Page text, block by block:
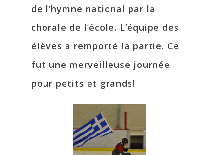
de l’hymne national par la
chorale de l’école. L’équipe des
élèves a remporté la partie. Ce
fut une merveilleuse journée
pour petits et grands!